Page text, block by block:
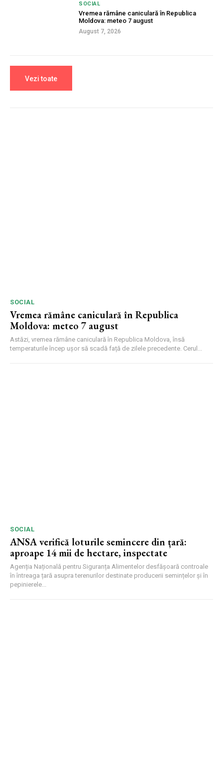
SOCIAL
Vremea rămâne caniculară în Republica
Moldova: meteo 7 august
August 7, 2026
Vezi toate
SOCIAL
Vremea rămâne caniculară în Republica
Moldova: meteo 7 august
Astăzi, vremea rămâne caniculară în Republica Moldova, însă
temperaturile încep ușor să scadă față de zilele precedente. Cerul...
SOCIAL
ANSA verifică loturile semincere din țară:
aproape 14 mii de hectare, inspectate
Agenția Națională pentru Siguranța Alimentelor desfășoară controale
în întreaga țară asupra terenurilor destinate producerii semințelor și în
pepinierele...